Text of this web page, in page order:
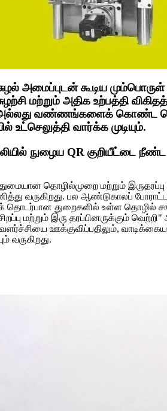
அமைப்புடன் கூடிய மும்பொருள்
மற்றும் அதிக உற்பத்தி
அல்லது வண்ணங்களைக் கொண்ட
வார்க்க முடியும்.
நுழைய QR குறியீட்டை நீண்ட
தொழில்முறை மற்றும்
வருகிறது. பல ஆண்டுகாலப்
தொடர்பான துறைகளில் உள்ள தொழில்
மற்றும் இரு தரப்பினருக்கும்
ஊக்குவிப்பதிலும்,
வருகிறது.